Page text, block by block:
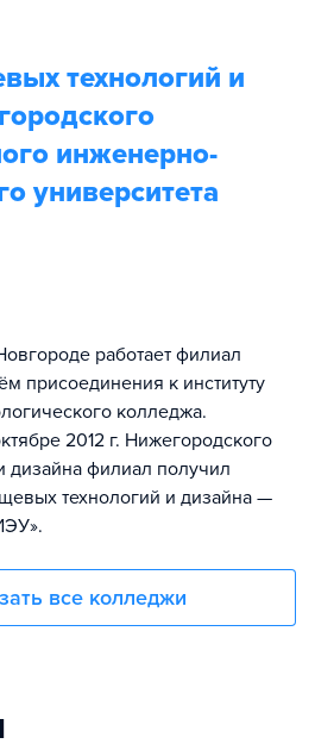
технологий и
инженерно-
университета
работает филиал
присоединения к институту
колледжа.
2012 г. Нижегородского
дизайна филиал получил
технологий и дизайна —
все колледжи